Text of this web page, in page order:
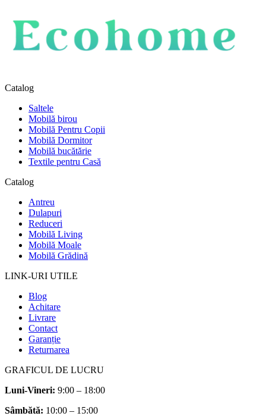
Catalog
Saltele
Mobilă birou
Mobilă Pentru Copii
Mobilă Dormitor
Mobilă bucătărie
Textile pentru Casă
Catalog
Antreu
Dulapuri
Reduceri
Mobilă Living
Mobilă Moale
Mobilă Grădină
LINK-URI UTILE
Blog
Achitare
Livrare
Contact
Garanție
Returnarea
GRAFICUL DE LUCRU
Luni-Vineri: 9:00 – 18:00
Sâmbătă: 10:00 – 15:00